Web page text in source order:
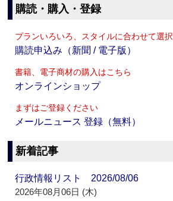
購読・購入・登録
プランいろいろ、スタイルに合わせて選択
購読申込み（新聞 / 電子版）
書籍、電子商材の購入はこちら
オンラインショップ
まずはご登録ください
メールニュース 登録（無料）
新着記事
行政情報リスト 2026/08/06
2026年08月06日 (木)